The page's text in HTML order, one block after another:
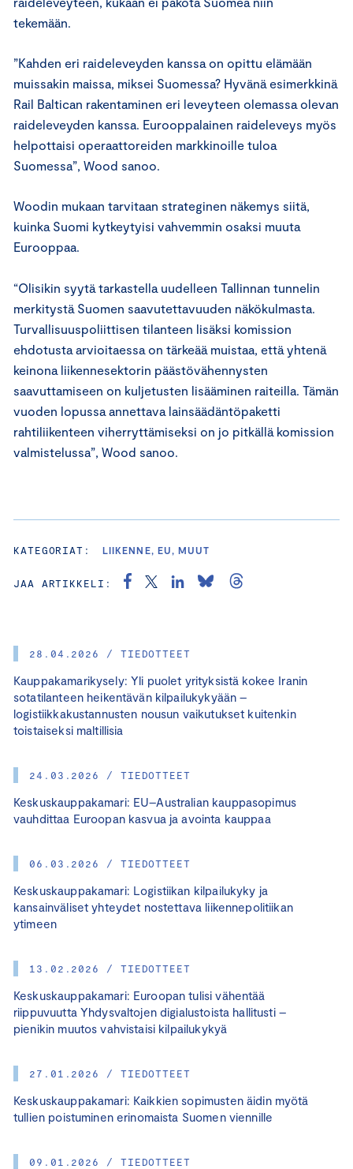
28.04.2026 / TIEDOTTEET
Kauppakamarikysely: Yli puolet yrityksistä kokee Iranin
sotatilanteen heikentävän kilpailukykyään –
logistiikkakustannusten nousun vaikutukset kuitenkin
toistaiseksi maltillisia
24.03.2026 / TIEDOTTEET
Keskuskauppakamari: EU–Australian kauppasopimus
vauhdittaa Euroopan kasvua ja avointa kauppaa
06.03.2026 / TIEDOTTEET
Keskuskauppakamari: Logistiikan kilpailukyky ja
kansainväliset yhteydet nostettava liikennepolitiikan
ytimeen
13.02.2026 / TIEDOTTEET
Keskuskauppakamari: Euroopan tulisi vähentää
riippuvuutta Yhdysvaltojen digialustoista hallitusti –
pienikin muutos vahvistaisi kilpailukykyä
27.01.2026 / TIEDOTTEET
Keskuskauppakamari: Kaikkien sopimusten äidin myötä
tullien poistuminen erinomaista Suomen viennille
09.01.2026 / TIEDOTTEET
tekemään.
”Kahden eri raideleveyden kanssa on opittu elämään
muissakin maissa, miksei Suomessa? Hyvänä esimerkkinä
Rail Baltican rakentaminen eri leveyteen olemassa olevan
raideleveyden kanssa. Eurooppalainen raideleveys myös
helpottaisi operaattoreiden markkinoille tuloa
Suomessa”, Wood sanoo.
Woodin mukaan tarvitaan strateginen näkemys siitä,
kuinka Suomi kytkeytyisi vahvemmin osaksi muuta
Eurooppaa.
“Olisikin syytä tarkastella uudelleen Tallinnan tunnelin
merkitystä Suomen saavutettavuuden näkökulmasta.
Turvallisuuspoliittisen tilanteen lisäksi komission
ehdotusta arvioitaessa on tärkeää muistaa, että yhtenä
keinona liikennesektorin päästövähennysten
saavuttamiseen on kuljetusten lisääminen raiteilla. Tämän
vuoden lopussa annettava lainsäädäntöpaketti
rahtiliikenteen viherryttämiseksi on jo pitkällä komission
valmistelussa”, Wood sanoo.
KATEGORIAT: LIIKENNE, EU, MUUT
JAA ARTIKKELI: